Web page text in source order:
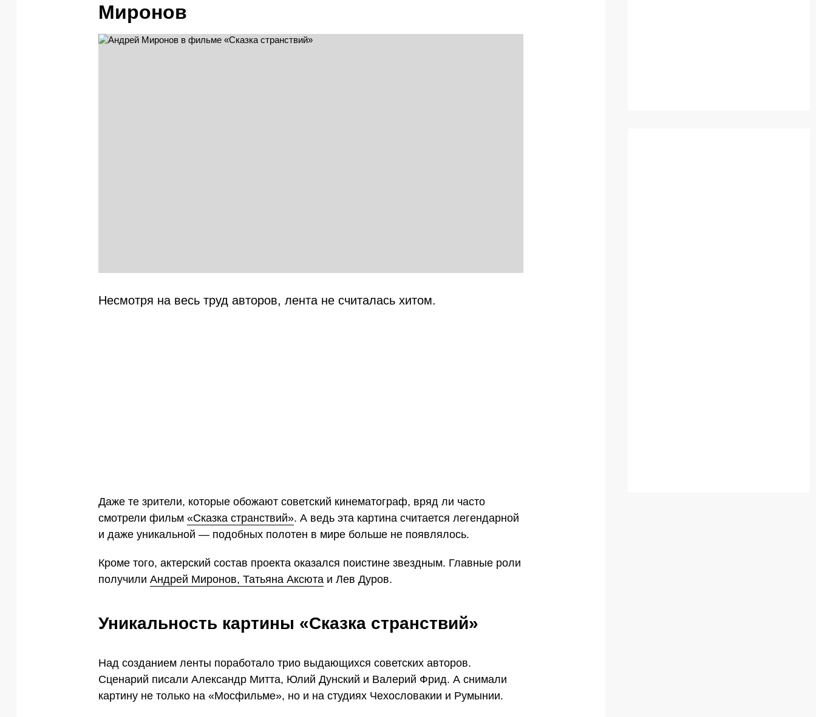
Миронов
Несмотря на весь труд авторов, лента не считалась хитом.
Даже те зрители, которые обожают советский кинематограф, вряд ли часто
смотрели фильм «Сказка странствий». А ведь эта картина считается легендарной
и даже уникальной — подобных полотен в мире больше не появлялось.
Кроме того, актерский состав проекта оказался поистине звездным. Главные роли
получили Андрей Миронов, Татьяна Аксюта и Лев Дуров.
Уникальность картины «Сказка странствий»
Над созданием ленты поработало трио выдающихся советских авторов.
Сценарий писали Александр Митта, Юлий Дунский и Валерий Фрид. А снимали
картину не только на «Мосфильме», но и на студиях Чехословакии и Румынии.